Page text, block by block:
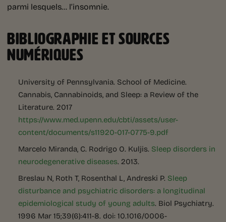
parmi lesquels… l’insomnie.
BIBLIOGRAPHIE ET SOURCES
NUMÉRIQUES
University of Pennsylvania. School of Medicine.
Cannabis, Cannabinoids, and Sleep: a Review of the
Literature. 2017
https://www.med.upenn.edu/cbti/assets/user-
content/documents/s11920-017-0775-9.pdf
Marcelo Miranda, C. Rodrigo O. Kuljis. Sleep disorders in
neurodegenerative diseases. 2013.
Breslau N, Roth T, Rosenthal L, Andreski P. Sleep
disturbance and psychiatric disorders: a longitudinal
epidemiological study of young adults. Biol Psychiatry.
1996 Mar 15;39(6):411-8. doi: 10.1016/0006-